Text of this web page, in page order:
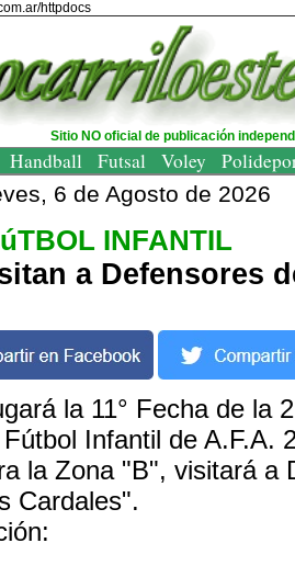
httpdocs
Sitio NO oficial de publicación
Handball Futsal Voley
6 de Agosto de 2026
INFANTIL
a Defensores
la 11° Fecha de la
Infantil de A.F.A.
la Zona "B", visitará a
Cardales".